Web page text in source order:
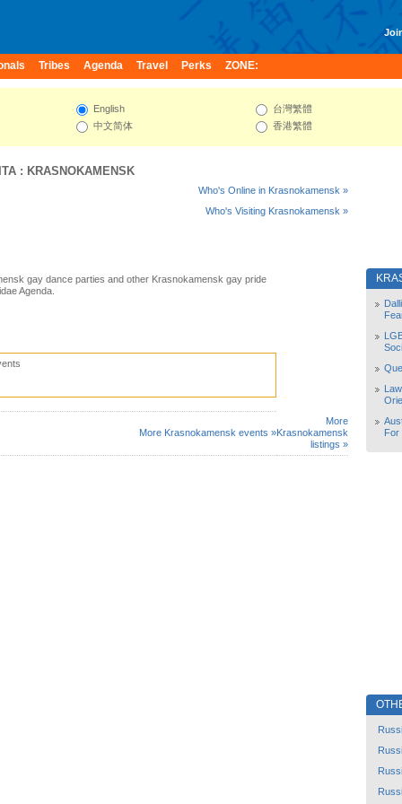
Tribes Agenda Travel Perks ZONE:
English
中文简体
台灣繁體
香港繁體
: KRASNOKAMENSK
Who's Online in Krasnokamensk »
Who's Visiting Krasnokamensk »
gay dance parties and other Krasnokamensk gay pride
Agenda.
More Krasnokamensk events »
More
Krasnokamensk
listings »
For